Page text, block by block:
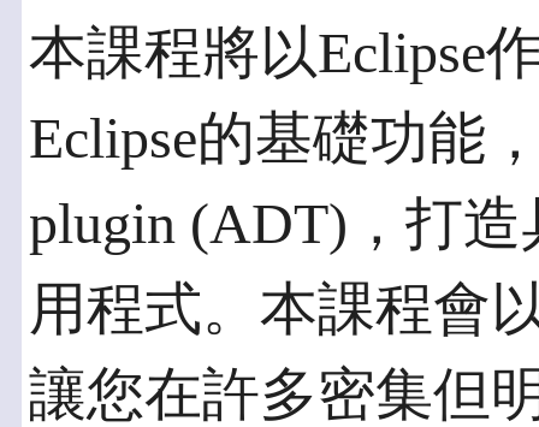
本課程將以Eclipse
Eclipse的基礎功能
plugin (ADT)，打
用程式。本課程會
讓您在許多密集但